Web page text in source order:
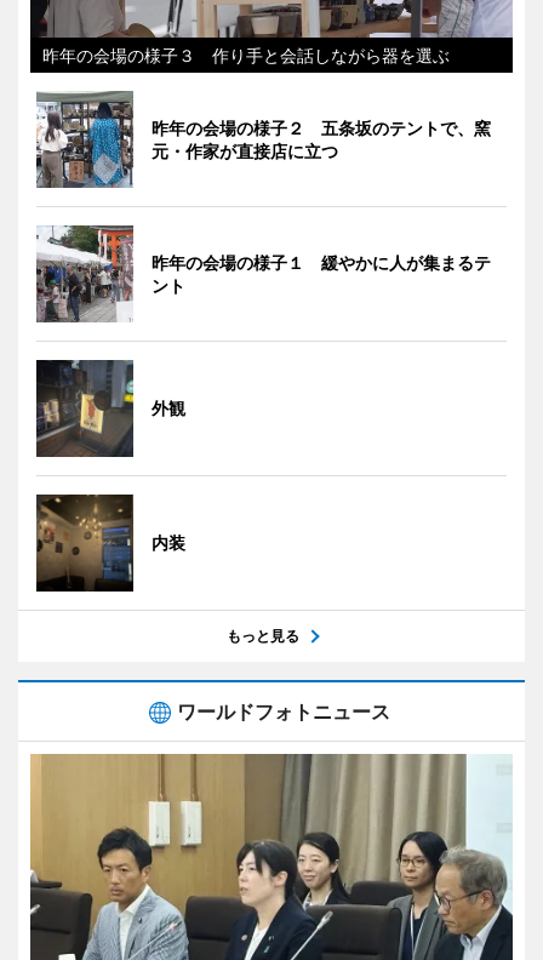
昨年の会場の様子３ 作り手と会話しながら器を選ぶ
昨年の会場の様子２ 五条坂のテントで、窯
元・作家が直接店に立つ
昨年の会場の様子１ 緩やかに人が集まるテ
ント
外観
内装
もっと見る
ワールドフォトニュース